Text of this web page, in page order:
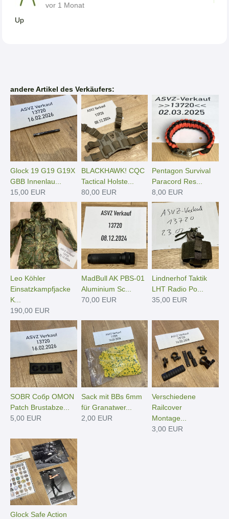
vor 1 Monat
Up
andere Artikel des Verkäufers:
Glock 19 G19 G19X
GBB Innenlau...
15,00 EUR
BLACKHAWK! CQC
Tactical Holste...
80,00 EUR
Pentagon Survival
Paracord Res...
8,00 EUR
Leo Köhler
Einsatzkampfjacke
K...
190,00 EUR
MadBull AK PBS-01
Aluminium Sc...
70,00 EUR
Lindnerhof Taktik
LHT Radio Po...
35,00 EUR
SOBR Собр OMON
Patch Brustabze...
5,00 EUR
Sack mit BBs 6mm
für Granatwer...
2,00 EUR
Verschiedene
Railcover
Montage...
3,00 EUR
Glock Safe Action